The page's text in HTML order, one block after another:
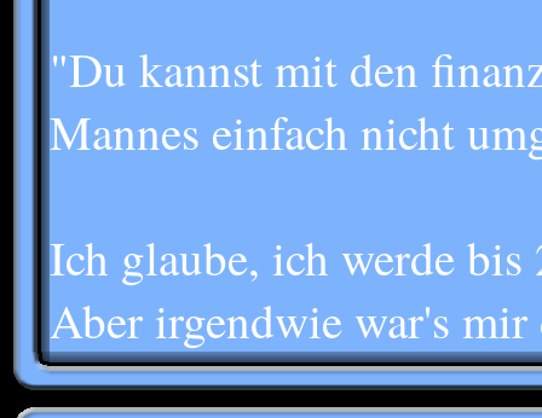
"Du kannst mit den
Mannes einfach nicht
Ich glaube, ich werde bis
Aber irgendwie war's mir